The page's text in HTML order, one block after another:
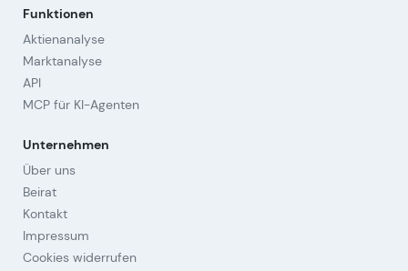
Funktionen
Aktienanalyse
Marktanalyse
API
MCP für KI-Agenten
Unternehmen
Über uns
Beirat
Kontakt
Impressum
Cookies widerrufen